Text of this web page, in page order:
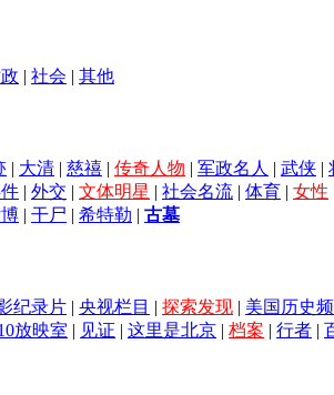
| 社会 | 其他
| 大清 | 慈禧 | 传奇人物 | 军政名人 | 武侠 |
| 外交 | 文体明星 | 社会名流 | 体育 | 女性
| 干尸 | 希特勒 | 古墓
纪录片 | 央视栏目 | 探索发现 | 美国历史
放映室 | 见证 | 这里是北京 | 档案 | 行者 |